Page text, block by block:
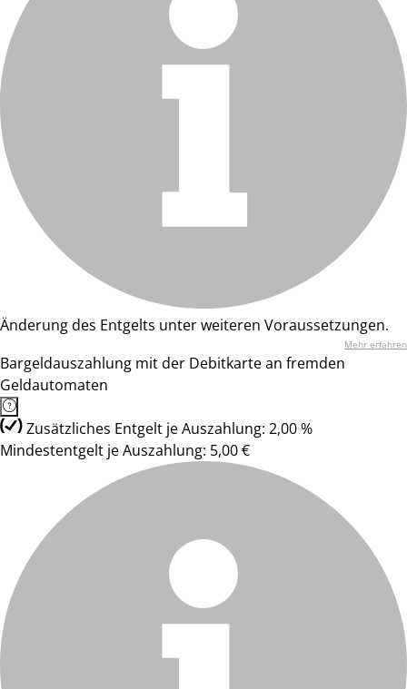
Änderung des Entgelts unter weiteren Voraussetzungen.
Mehr erfahren
Bargeldauszahlung mit der Debitkarte an fremden
Geldautomaten
Zusätzliches Entgelt je Auszahlung: 2,00 %
Mindestentgelt je Auszahlung: 5,00 €